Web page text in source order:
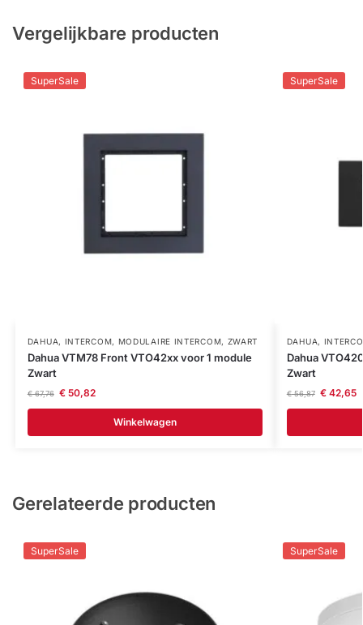
Vergelijkbare producten
SuperSale
DAHUA, INTERCOM, MODULAIRE INTERCOM, ZWART
Dahua VTM78 Front VTO42xx voor 1 module
Zwart
€67,76 €50,82
Winkelwagen
SuperSale
DAHUA,
Dahua
Zwart
€56,87 €42,65
Gerelateerde producten
SuperSale SuperSale